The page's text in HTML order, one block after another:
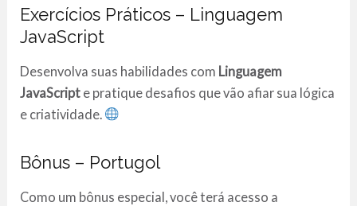
Exercícios Práticos – Linguagem
JavaScript
Desenvolva suas habilidades com Linguagem
JavaScript e pratique desafios que vão afiar sua lógica
e criatividade.
Bônus – Portugol
Como um bônus especial, você terá acesso a